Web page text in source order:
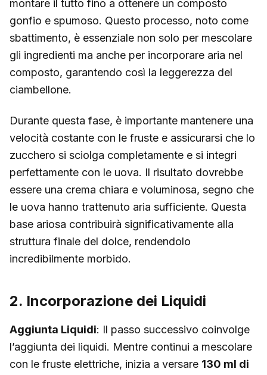
montare il tutto fino a ottenere un composto
gonfio e spumoso. Questo processo, noto come
sbattimento, è essenziale non solo per mescolare
gli ingredienti ma anche per incorporare aria nel
composto, garantendo così la leggerezza del
ciambellone.
Durante questa fase, è importante mantenere una
velocità costante con le fruste e assicurarsi che lo
zucchero si sciolga completamente e si integri
perfettamente con le uova. Il risultato dovrebbe
essere una crema chiara e voluminosa, segno che
le uova hanno trattenuto aria sufficiente. Questa
base ariosa contribuirà significativamente alla
struttura finale del dolce, rendendolo
incredibilmente morbido.
2. Incorporazione dei Liquidi
Aggiunta Liquidi: Il passo successivo coinvolge
l’aggiunta dei liquidi. Mentre continui a mescolare
con le fruste elettriche, inizia a versare 130 ml di